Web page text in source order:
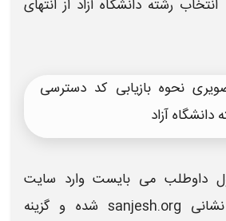
انتخاب رشته دانشکاه آزاد از انتهای
نحوه بازیابی کد دسترسی
دانشگاه آزاد
داوطلب می بایست وارد سایت
سنجش به نشانی sanjesh.org شده و گزینه